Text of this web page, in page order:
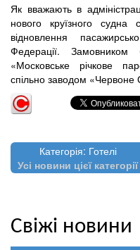
Як вважають в
нового круїзного
відновлення
Федерації. Замовником
«Московське річкове
спільно заводом
Категорія: Готелі
Усі новини цієї категорії
Свіжі новини